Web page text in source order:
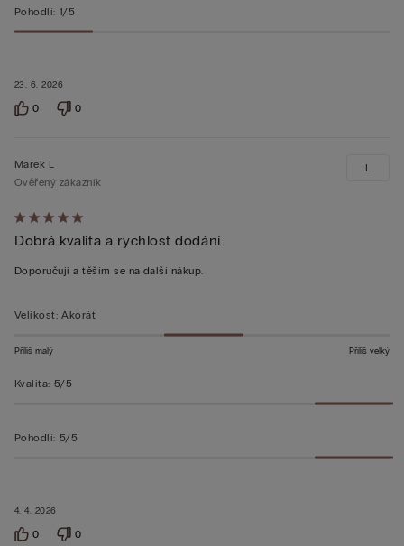
23. 6. 2026
Pohodlí: 1/5
0 0
Hodnocení:
5
z 5
4. 4. 2026
Marek L
Ověřený zákazník
Dobrá kvalita a rychlost dodání.
Doporučuji a těším se na další nákup.
L
Velikost: Akorát
Příliš malý Příliš velký
Kvalita: 5/5
Pohodlí: 5/5
0 0